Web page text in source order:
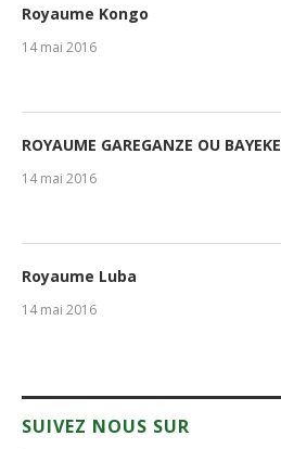
Royaume Kongo
14 mai 2016
ROYAUME GAREGANZE OU BAYEKE
14 mai 2016
Royaume Luba
14 mai 2016
SUIVEZ NOUS SUR